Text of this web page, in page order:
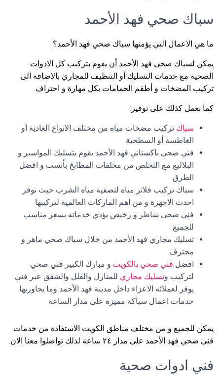
سباك صحي فهد الأحمد
ما هي الاعمال التي يؤمنها سباك صحي فهد الأحمد؟
يمكن لسباك صحي فهد الأحمد أن يقوم بتركيب كل الادوات
الصحية مع خدمات التسليك أو التنظيف للمجاري بالاضافة الى
تركيب المضخات و أطقم الحمامات بكل مهارة و احتراف.
كما نعمل كذلك على توفير:
سباك تركيب مضخات مياه من مختلف الانواع العادية أو
الغاطسة أو السطحية.
فني صحي باكستاني فهد الأحمد يقوم بتسليك المواسير و
البلاليع مع التخلص من مخلفات المطابخ بأنسب و افضل
الطرق.
سباك تركيب فلاتر مياه لتصفية مياه الشرب حيث نوفر
احدث الاجهزة و من اهم الماركات العالمية لتركيبها.
فني صحي شاطر و رخيص يؤدي خدماته بسعر مناسب
للجميع.
تسليك مجاري فهد الأحمد من خلال سباك صحي ماهر و
محترف.
افضل فني صحي بالكويت و مبارك الكبير فني صحي
لتركيب وتسليك مجاري للمنازل والفلل والشقق عبر فني
يوفر لعملائه الاعزاء داخل مدينة فهد الأحمد وما يجاوريها
خدمات اعمال سباكة مميزة على مدار الساعة
يمكن للجميع و من مختلف مناطق الكويت الاستفادة من خدمات
فني صحي فهد الأحمد على مدار ٢٤ ساعة لذلك تواصلوا معنا الان.
فني ادوات صحية